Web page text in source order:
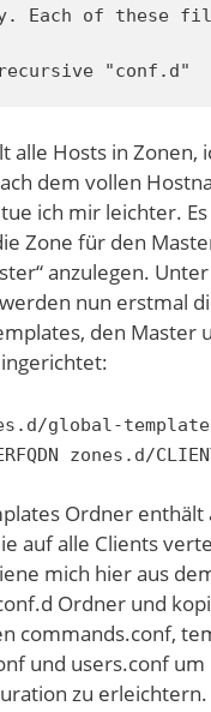
Each of these
"conf.d"
alle Hosts in Zonen,
dem vollen
ich mir leichter.
Zone für den
anzulegen. Unter
werden nun erstmal
den Master
global-
zones.d/
Ordner enthält
auf alle Clients
mich hier aus
Ordner und
commands.conf,
und users.conf um
zu erleichtern.